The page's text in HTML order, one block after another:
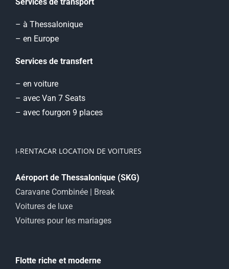
Services de transport
– à Thessalonique
– en Europe
Services de transfert
– en voiture
– avec Van 7 Seats
– avec fourgon 9 places
I-RENTACAR LOCATION DE VOITURES
Aéroport de Thessalonique (SKG)
Caravane Combinée | Break
Voitures de luxe
Voitures pour les mariages
Flotte riche et moderne